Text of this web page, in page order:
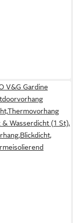
V&G Gardine
& Wasserdicht (1 St),